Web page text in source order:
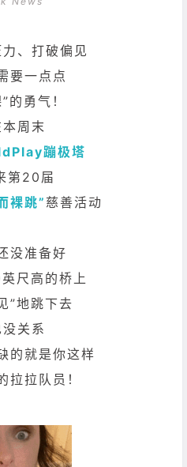
、打破偏见
要一点点
的勇气！
周末
蹦极塔
第20届
裸跳” 慈善活动
没准备好
尺高的桥上
”地跳下去
关系
的就是你这样
拉拉队员！